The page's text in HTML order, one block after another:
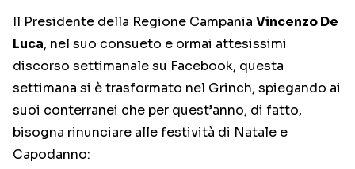
Il Presidente della Regione Campania Vincenzo De
Luca, nel suo consueto e ormai attesissimi
discorso settimanale su Facebook, questa
settimana si è trasformato nel Grinch, spiegando ai
suoi conterranei che per quest’anno, di fatto,
bisogna rinunciare alle festività di Natale e
Capodanno: